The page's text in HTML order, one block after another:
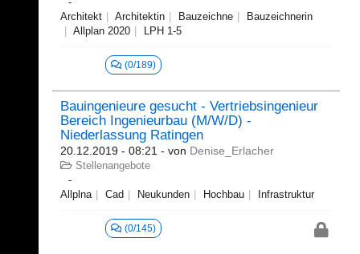
Architekt Architektin Bauzeichne
Bauzeichnerin
Allplan 2020
LPH 1-5
(0/189)
Bauingenieure gesucht - Vertriebsingenieur
Bereich Ingenieurbau (M/W/D) -
Niederlassung Ratingen
20.12.2019 - 08:21 - von Denise_Erlacher
Stellenangebote
Allplna Cad Neukunden Hochbau Infrastruktur
(0/145)